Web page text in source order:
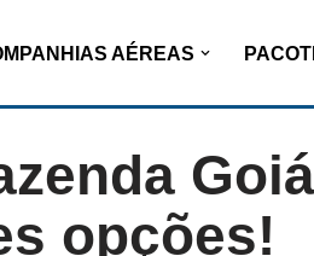
AÉREAS
opções!